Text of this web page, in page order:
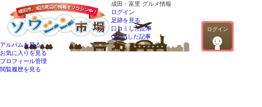
成田・富里 グルメ情報
ログイン
ログイン
足跡を見る
口コミした記事
QandAした記事
アルバムを見る
お気に入りを見る
プロフィール管理
閲覧履歴を見る